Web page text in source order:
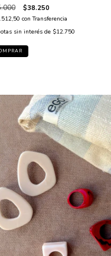
$38.250
con Transferencia
sin interés de $12.750